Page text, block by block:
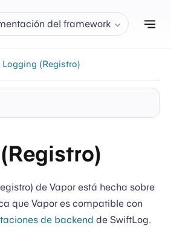
del framework
Logging (Registro)
de Vapor está hecha sobre
que Vapor es compatible con
de backend de SwiftLog.